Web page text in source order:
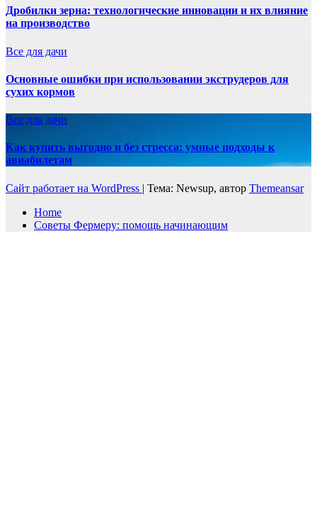
Дробилки зерна: технологические инновации и их влияние
на производство
Все для дачи
Основные ошибки при использовании экструдеров для
сухих кормов
Все для дачи
Как купить выгодно и без стресса: умные подходы к
авиабилетам
Сайт работает на WordPress | Тема: Newsup, автор Themeansar
Home
Советы Фермеру: помощь начинающим